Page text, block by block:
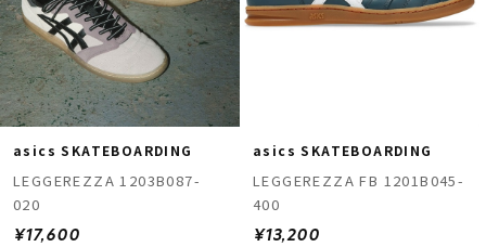
asics SKATEBOARDING
LEGGEREZZA 1203B087-
020
¥17,600
asics SKATEBOARDING
LEGGEREZZA FB 1201B045-
400
¥13,200